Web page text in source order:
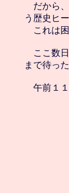
だから、
う歴史ヒ
これは困
ここ数日
まで待っ
午前１１